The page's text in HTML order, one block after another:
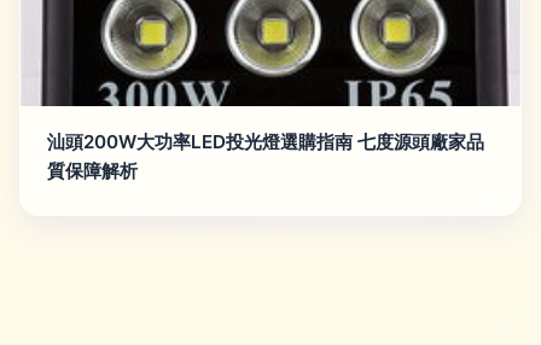
汕頭200W大功率LED投光燈選購指南 七度源頭廠家品
質保障解析